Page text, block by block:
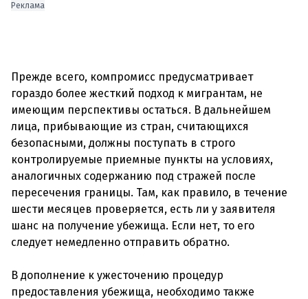
Реклама
Прежде всего, компромисс предусматривает
гораздо более жесткий подход к мигрантам, не
имеющим перспективы остаться. В дальнейшем
лица, прибывающие из стран, считающихся
безопасными, должны поступать в строго
контролируемые приемные пункты на условиях,
аналогичных содержанию под стражей после
пересечения границы. Там, как правило, в течение
шести месяцев проверяется, есть ли у заявителя
шанс на получение убежища. Если нет, то его
следует немедленно отправить обратно.
В дополнение к ужесточению процедур
предоставления убежища, необходимо также